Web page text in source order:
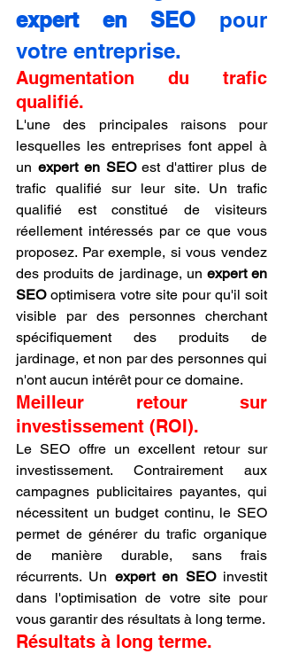
expert en SEO pour
votre entreprise.
Augmentation du trafic
qualifié.
L'une des principales raisons pour
lesquelles les entreprises font appel à
un expert en SEO est d'attirer plus de
trafic qualifié sur leur site. Un trafic
qualifié est constitué de visiteurs
réellement intéressés par ce que vous
proposez. Par exemple, si vous vendez
des produits de jardinage, un expert en
SEO optimisera votre site pour qu'il soit
visible par des personnes cherchant
spécifiquement des produits de
jardinage, et non par des personnes qui
n'ont aucun intérêt pour ce domaine.
Meilleur retour sur
investissement (ROI).
Le SEO offre un excellent retour sur
investissement. Contrairement aux
campagnes publicitaires payantes, qui
nécessitent un budget continu, le SEO
permet de générer du trafic organique
de manière durable, sans frais
récurrents. Un expert en SEO investit
dans l'optimisation de votre site pour
vous garantir des résultats à long terme.
Résultats à long terme.